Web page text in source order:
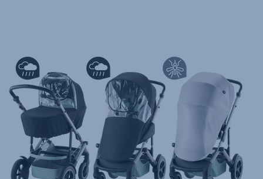
Instrucciones del usuario (Español)
Manual de instruções (Português)
Istruzioni per l’uso (Italiano)
Инструкция пользователя (Русский язык)
Instrukcja użytkownika (Język polski)
Návod na použitie (Slovenský jazyk)
Инструкция за ползване (Български език)